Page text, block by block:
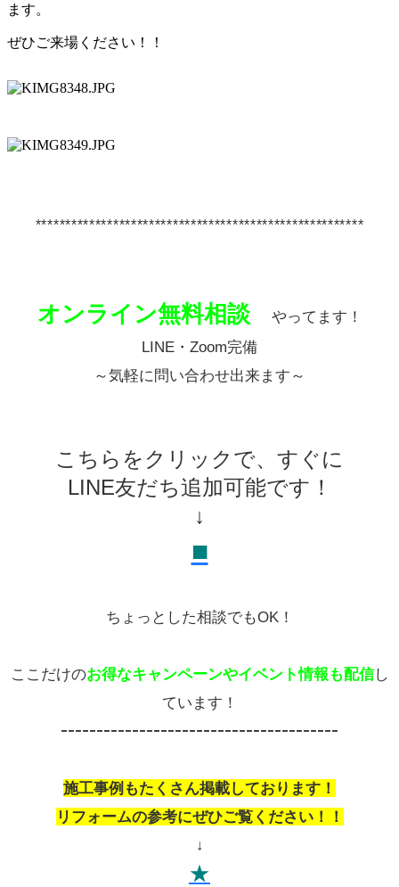
ます。
ぜひご来場ください！！
*******************************************************
オンライン無料相談
やってます！
LINE・Zoom完備
～気軽に問い合わせ出来ます～
こちらをクリックで、すぐに
LINE友だち追加可能です！
↓
■
ちょっとした相談でもOK！
ここだけのお得なキャンペーンやイベント情報も配信し
ています！
---------------------------------------
施工事例もたくさん掲載しております！
リフォームの参考にぜひご覧ください！！
↓
★